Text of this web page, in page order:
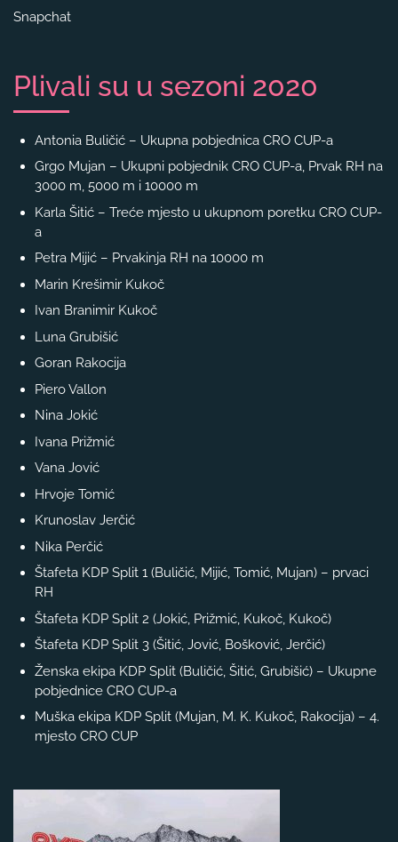
Snapchat
Plivali su u sezoni 2020
Antonia Buličić – Ukupna pobjednica CRO CUP-a
Grgo Mujan – Ukupni pobjednik CRO CUP-a, Prvak RH na
3000 m, 5000 m i 10000 m
Karla Šitić – Treće mjesto u ukupnom poretku CRO CUP-
a
Petra Mijić – Prvakinja RH na 10000 m
Marin Krešimir Kukoč
Ivan Branimir Kukoč
Luna Grubišić
Goran Rakocija
Piero Vallon
Nina Jokić
Ivana Prižmić
Vana Jović
Hrvoje Tomić
Krunoslav Jerčić
Nika Perčić
Štafeta KDP Split 1 (Buličić, Mijić, Tomić, Mujan) – prvaci
RH
Štafeta KDP Split 2 (Jokić, Prižmić, Kukoč, Kukoč)
Štafeta KDP Split 3 (Šitić, Jović, Bošković, Jerčić)
Ženska ekipa KDP Split (Buličić, Šitić, Grubišić) – Ukupne
pobjednice CRO CUP-a
Muška ekipa KDP Split (Mujan, M. K. Kukoč, Rakocija) – 4.
mjesto CRO CUP